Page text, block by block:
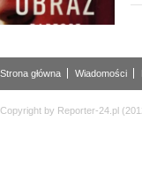
Strona główna Wiadomości
Copyright by Reporter-24.pl